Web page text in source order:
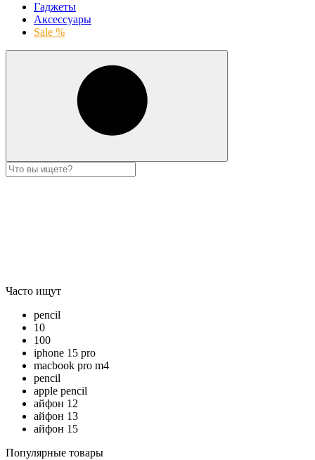
Гаджеты
Аксессуары
Sale %
Часто ищут
pencil
10
100
iphone 15 pro
macbook pro m4
pencil
apple pencil
айфон 12
айфон 13
айфон 15
Популярные товары